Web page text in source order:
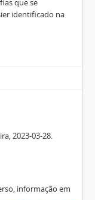
que se
identificado na
2023-03-28.
informação em